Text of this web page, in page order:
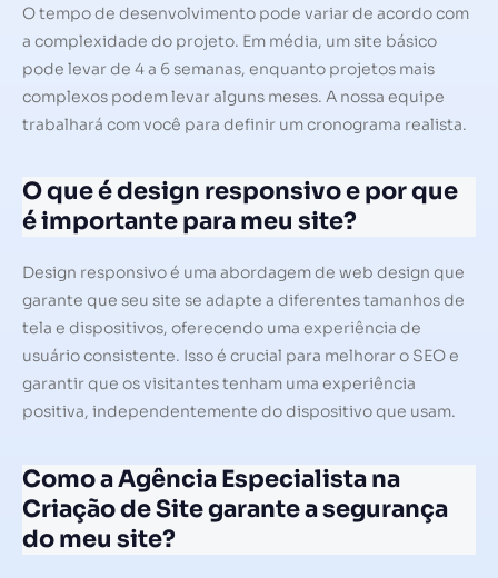
O tempo de desenvolvimento pode variar de acordo com
a complexidade do projeto. Em média, um site básico
pode levar de 4 a 6 semanas, enquanto projetos mais
complexos podem levar alguns meses. A nossa equipe
trabalhará com você para definir um cronograma realista.
O que é design responsivo e por que
é importante para meu site?
Design responsivo é uma abordagem de web design que
garante que seu site se adapte a diferentes tamanhos de
tela e dispositivos, oferecendo uma experiência de
usuário consistente. Isso é crucial para melhorar o SEO e
garantir que os visitantes tenham uma experiência
positiva, independentemente do dispositivo que usam.
Como a Agência Especialista na
Criação de Site garante a segurança
do meu site?